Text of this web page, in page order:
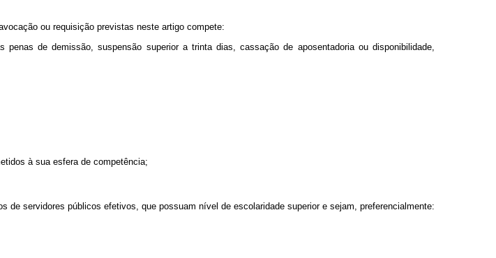
ou requisição previstas neste artigo compete:
de demissão, suspensão superior a trinta dias, cassação de aposentadoria ou disponibilidade,
à sua esfera de competência;
servidores públicos efetivos, que possuam nível de escolaridade superior e sejam, preferencialmente: